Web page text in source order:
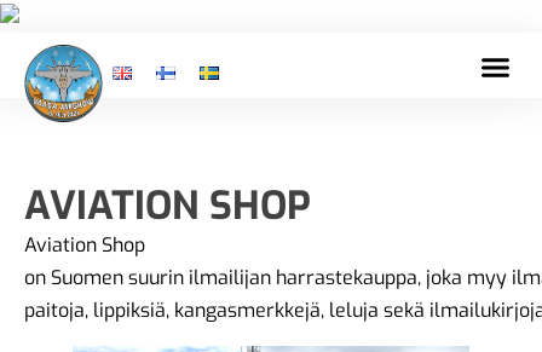
AVIATION SHOP
Aviation Shop
on Suomen suurin ilmailijan harrastekauppa, joka myy
paitoja, lippiksiä, kangasmerkkejä, leluja sekä